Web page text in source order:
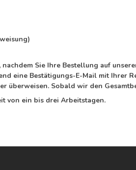
Sie Ihre Bestellung auf
eine Bestätigungs-E-Mail mit Ihrer
überweisen. Sobald wir den
von ein bis drei Arbeitstagen.